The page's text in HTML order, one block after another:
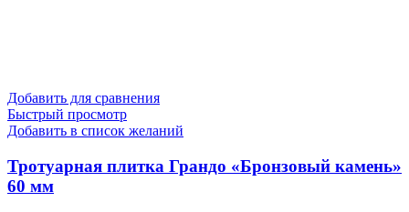
Добавить для сравнения
Быстрый просмотр
Добавить в список желаний
Тротуарная плитка Грандо «Бронзовый камень»
60 мм